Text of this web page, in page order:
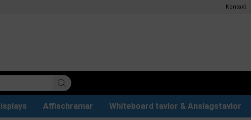
Kontakt
Affischramar Whiteboard tavlor & Anslagstavlor